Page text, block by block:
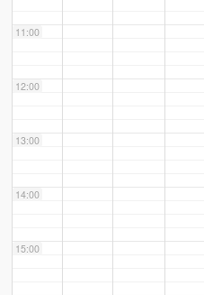
11:00
12:00
13:00
14:00
15:00